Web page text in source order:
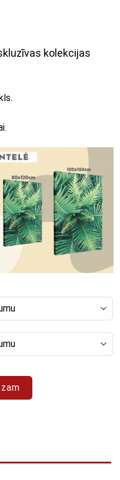
kolekcijas
Art 102"